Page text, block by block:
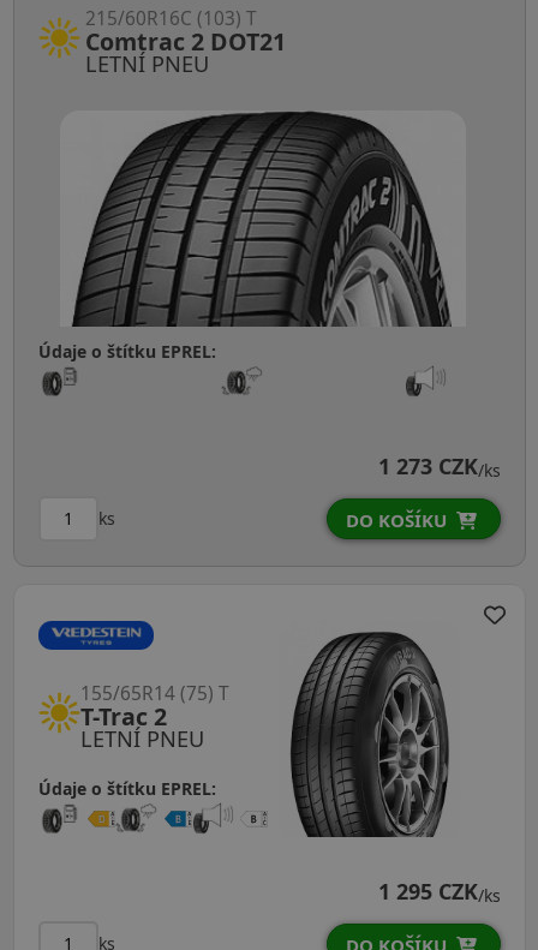
LETNÍ PNEU
Comtrac 2 DOT21
215/60R16C (103) T
Údaje o štítku EPREL:
1 273 CZK/ks
ks DO KOŠÍKU
LETNÍ PNEU
T-Trac 2
155/65R14 (75) T
Údaje o štítku EPREL:
1 295 CZK/ks
ks DO KOŠÍKU